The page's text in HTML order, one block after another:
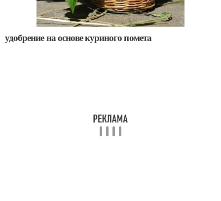
удобрение на основе куриного помета